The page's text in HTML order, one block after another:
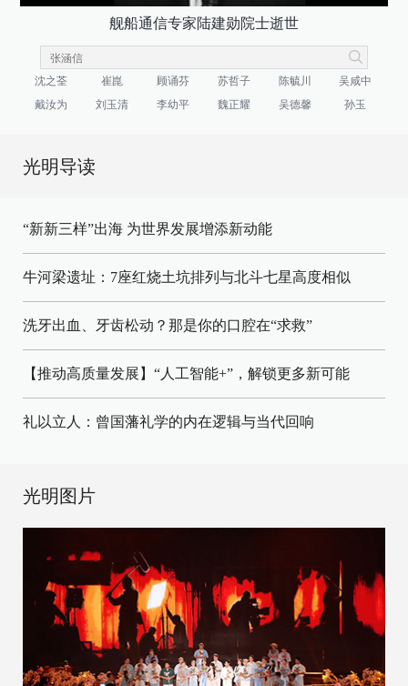
舰船通信专家陆建勋院士逝世
沈之荃 崔崑 顾诵芬 苏哲子 陈毓川
吴咸中
戴汝为
刘玉清 李幼平 魏正耀 吴德馨 孙玉
光明导读
“新新三样”出海 为世界发展增添新动能
牛河梁遗址：7座红烧土坑排列与北斗七星高度相似
洗牙出血、牙齿松动？那是你的口腔在“求救”
【推动高质量发展】“人工智能+”，解锁更多新可能
礼以立人：曾国藩礼学的内在逻辑与当代回响
光明图片